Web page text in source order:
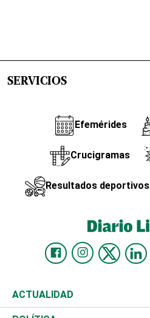
SERVICIOS
Efemérides
Crucigramas
Resultados deportivos
ACTUALIDAD